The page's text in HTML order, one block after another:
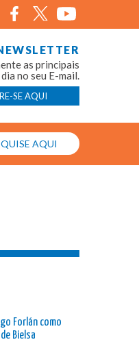
as principais
no seu E-mail.
SE AQUI
Forlán como
Bielsa